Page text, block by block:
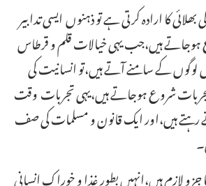
کا ارادہ کرتی ہے تو ذہنوں ایسی تدابیر
ہوجاتے ہیں،جب یہی خیالات قلم و قرطاس
کے سامنے آتے ہیں،تو انسانیت کی
شروع ہوجاتے ہیں،یہی تجربات وقت
ہیں،اور ایک قانون و مسلمات کی صف
جزو لازم ہیں،انہیں بطور غذا و خوراک انسانی